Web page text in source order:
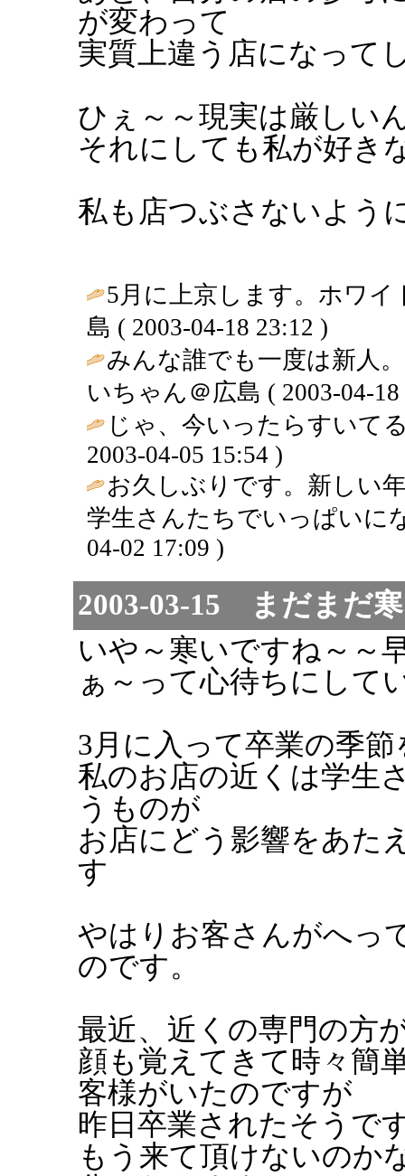
が変わって
実質上違う店になって
ひぇ～～現実は厳しい
それにしても私が好き
私も店つぶさないよう
5月に上京します。ホワ
島 ( 2003-04-18 23:12 )
みんな誰でも一度は新人
いちゃん＠広島 ( 2003-04-18
じゃ、今いったらすいて
2003-04-05 15:54 )
お久しぶりです。新しい
学生さんたちでいっぱいに
04-02 17:09 )
2003-03-15 まだまだ
いや～寒いですね～～
ぁ～って心待ちにして
3月に入って卒業の季
私のお店の近くは学生
うものが
お店にどう影響をあた
す
やはりお客さんがへっ
のです。
最近、近くの専門の方
顔も覚えてきて時々簡
客様がいたのですが
昨日卒業されたそうで
もう来て頂けないのか